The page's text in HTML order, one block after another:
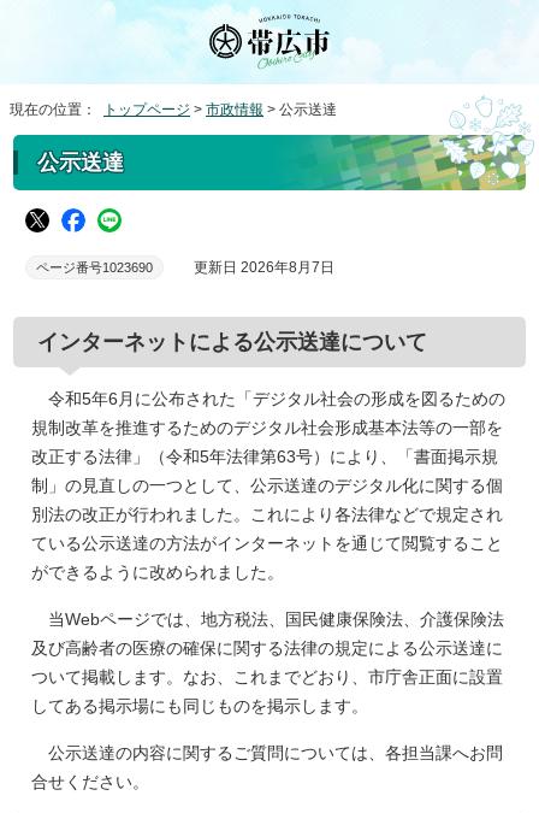
現在の位置： トップページ > 市政情報 > 公示送達
公示送達
ページ番号1023690 更新日 2026年8月7日
インターネットによる公示送達について
令和5年6月に公布された「デジタル社会の形成を図るための
規制改革を推進するためのデジタル社会形成基本法等の一部を
改正する法律」（令和5年法律第63号）により、「書面掲示規
制」の見直しの一つとして、公示送達のデジタル化に関する個
別法の改正が行われました。これにより各法律などで規定され
ている公示送達の方法がインターネットを通じて閲覧すること
ができるように改められました。
当Webページでは、地方税法、国民健康保険法、介護保険法
及び高齢者の医療の確保に関する法律の規定による公示送達に
ついて掲載します。なお、これまでどおり、市庁舎正面に設置
してある掲示場にも同じものを掲示します。
公示送達の内容に関するご質問については、各担当課へお問
合せください。